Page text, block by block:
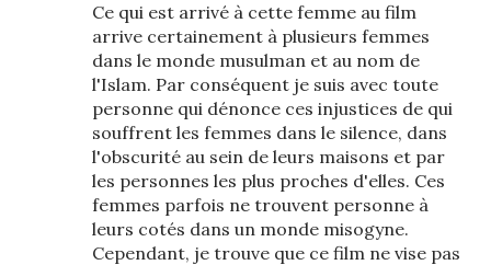
Ce qui est arrivé à cette femme au film
arrive certainement à plusieurs femmes
dans le monde musulman et au nom de
l'Islam. Par conséquent je suis avec toute
personne qui dénonce ces injustices de qui
souffrent les femmes dans le silence, dans
l'obscurité au sein de leurs maisons et par
les personnes les plus proches d'elles. Ces
femmes parfois ne trouvent personne à
leurs cotés dans un monde misogyne.
Cependant, je trouve que ce film ne vise pas